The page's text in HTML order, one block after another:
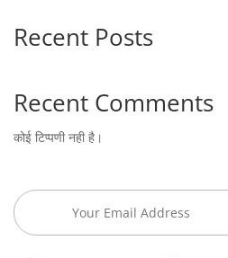
Recent Posts
Recent Comments
कोई टिप्पणी नही है।